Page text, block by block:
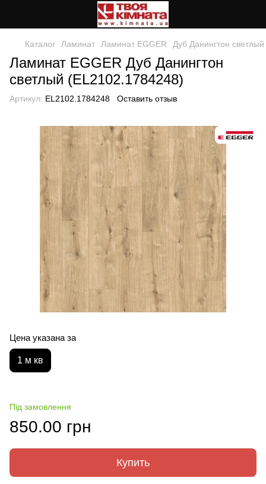
Каталог Ламинат Ламинат EGGER Дуб Данингтон светлый
Ламинат EGGER Дуб Данингтон
светлый (EL2102.1784248)
Артикул: EL2102.1784248 Оставить отзыв
Цена указана за
1 м кв
Під замовлення
850.00 грн
Купить